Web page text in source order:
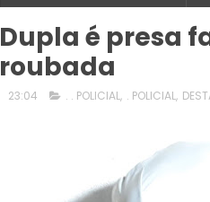
Dupla é presa
roubada
23:04 . . POLICIAL, . POLICIAL,